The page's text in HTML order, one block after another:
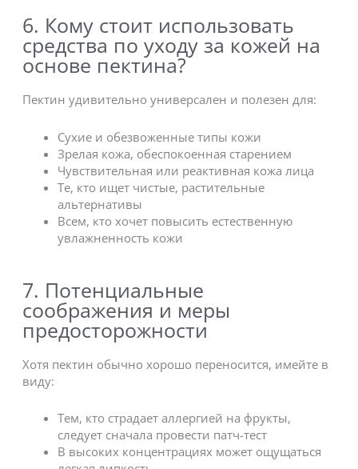
6. Кому стоит использовать
средства по уходу за кожей на
основе пектина?
Пектин удивительно универсален и полезен для:
Сухие и обезвоженные типы кожи
Зрелая кожа, обеспокоенная старением
Чувствительная или реактивная кожа лица
Те, кто ищет чистые, растительные
альтернативы
Всем, кто хочет повысить естественную
увлажненность кожи
7. Потенциальные
соображения и меры
предосторожности
Хотя пектин обычно хорошо переносится, имейте в
виду:
Тем, кто страдает аллергией на фрукты,
следует сначала провести патч-тест
В высоких концентрациях может ощущаться